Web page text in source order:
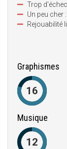
Trop
Un peu cher
Rejouabilité
Graphismes
16
Musique
12